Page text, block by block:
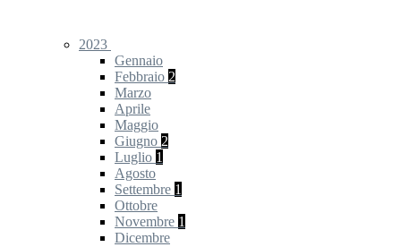
2023
Gennaio
Febbraio 2
Marzo
Aprile
Maggio
Giugno 2
Luglio 1
Agosto
Settembre 1
Ottobre
Novembre 1
Dicembre